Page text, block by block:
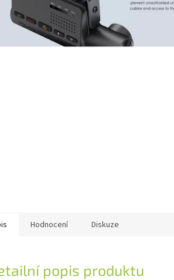
Hodnocení Diskuze
popis produktu